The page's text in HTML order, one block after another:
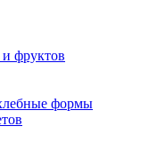
фруктов
формы